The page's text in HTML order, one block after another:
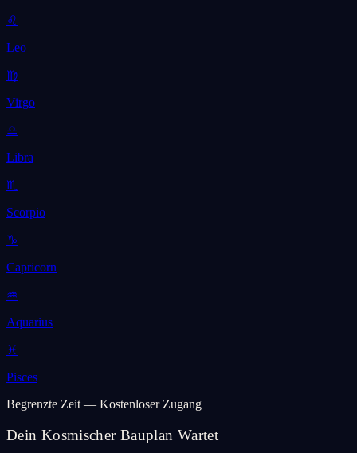
♌
Leo
♍
Virgo
♎
Libra
♏
Scorpio
♑
Capricorn
♒
Aquarius
♓
Pisces
Begrenzte Zeit — Kostenloser Zugang
Dein Kosmischer Bauplan Wartet